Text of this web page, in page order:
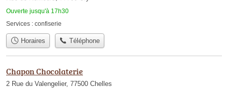
Ouverte jusqu'à 17h30
Services : confiserie
Horaires Téléphone
Chapon Chocolaterie
2 Rue du Valengelier, 77500 Chelles